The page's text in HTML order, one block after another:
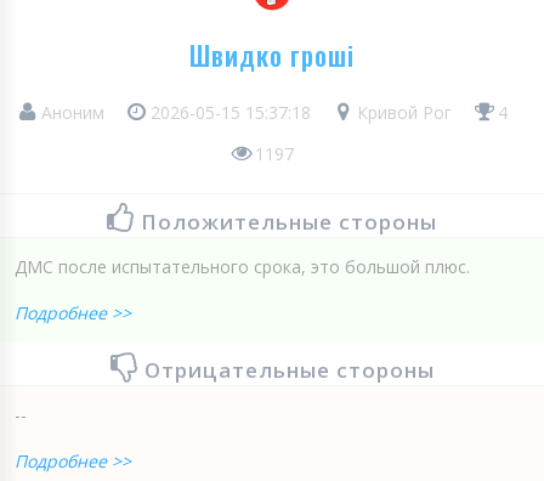
Швидко гроші
Аноним 2026-05-15 15:37:18 Кривой Рог
4
1197
Положительные стороны
ДМС после испытательного срока, это большой плюс.
Подробнее >>
Отрицательные стороны
--
Подробнее >>